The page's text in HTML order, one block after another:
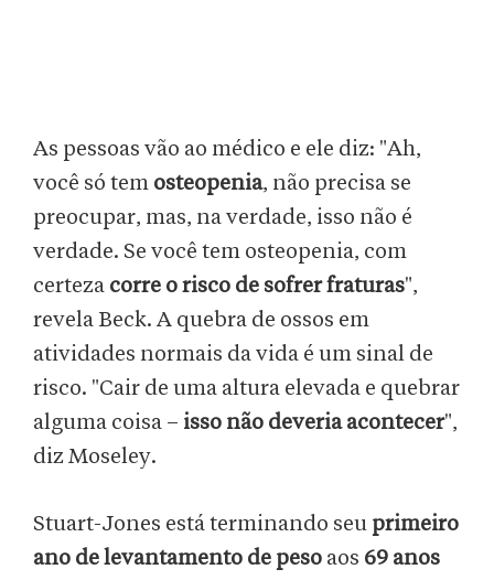
As pessoas vão ao médico e ele diz: "Ah,
você só tem osteopenia, não precisa se
preocupar, mas, na verdade, isso não é
verdade. Se você tem osteopenia, com
certeza corre o risco de sofrer fraturas",
revela Beck. A quebra de ossos em
atividades normais da vida é um sinal de
risco. "Cair de uma altura elevada e quebrar
alguma coisa – isso não deveria acontecer",
diz Moseley.
Stuart-Jones está terminando seu primeiro
ano de levantamento de peso aos 69 anos